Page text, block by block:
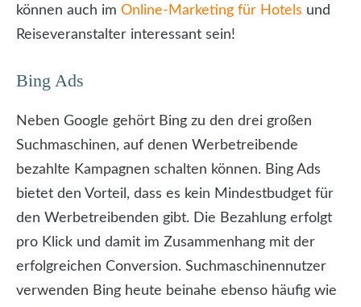
können auch im Online-Marketing für Hotels und
Reiseveranstalter interessant sein!
Bing Ads
Neben Google gehört Bing zu den drei großen
Suchmaschinen, auf denen Werbetreibende
bezahlte Kampagnen schalten können. Bing Ads
bietet den Vorteil, dass es kein Mindestbudget für
den Werbetreibenden gibt. Die Bezahlung erfolgt
pro Klick und damit im Zusammenhang mit der
erfolgreichen Conversion. Suchmaschinennutzer
verwenden Bing heute beinahe ebenso häufig wie